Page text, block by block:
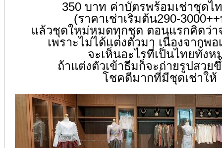
350 บาท ค่าบัตรพร้อมเช่าชุดไ
(ราคาเช่าเริ่มต้น290-
แล้วชุดใหม่หมดทุกชุด ตอนแรกคิดว่า
เพราะไม่ได้แต่งตัวมา เนื่องจากพ
จะเห็นอะไรที่เป็นไทยทั้งห
ถ้าแต่งตัวเข้าธีมก็จะถ่ายรูปสวย
โชคดีมากที่มีชุดเช่าให้